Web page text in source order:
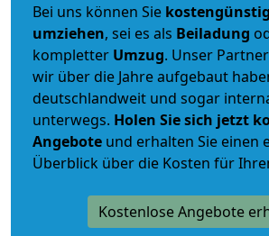
Bei uns können Sie kostengünstig
umziehen, sei es als Beiladung
kompletter Umzug. Unser
wir über die Jahre aufgebaut
deutschlandweit und sogar
unterwegs. Holen Sie sich jetzt
Angebote und erhalten Sie einen
Überblick über die Kosten für
Kostenlose Angebote